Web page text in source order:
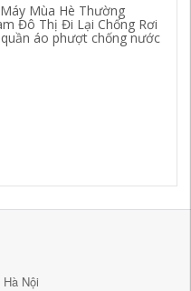
Mùa Hè Thường
Đô Thị Đi Lại Chống Rơi
áo phượt chống nước
Nội